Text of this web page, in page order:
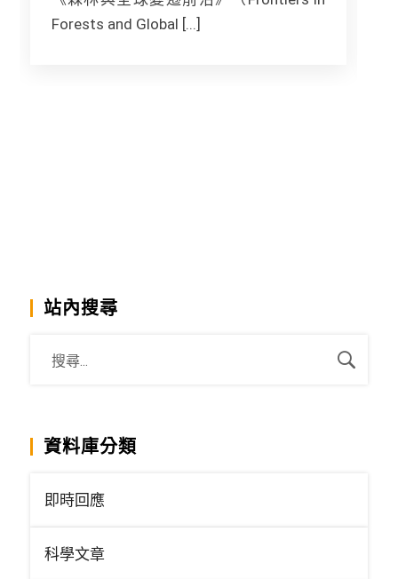
Forests and Global [...]
站內搜尋
資料庫分類
即時回應
科學文章